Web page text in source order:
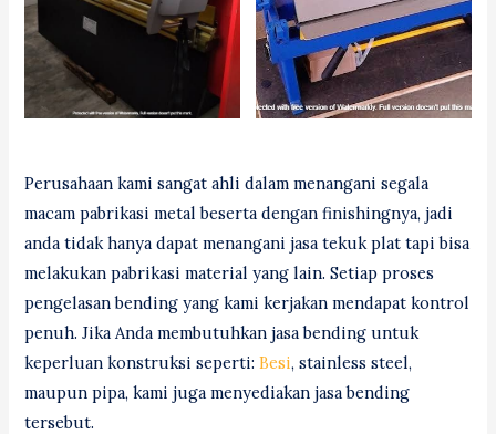
Perusahaan kami sangat ahli dalam menangani segala
macam pabrikasi metal beserta dengan finishingnya, jadi
anda tidak hanya dapat menangani jasa tekuk plat tapi bisa
melakukan pabrikasi material yang lain. Setiap proses
pengelasan bending yang kami kerjakan mendapat kontrol
penuh. Jika Anda membutuhkan jasa bending untuk
keperluan konstruksi seperti:Besi, stainless steel,
maupun pipa, kami juga menyediakan jasa bending
tersebut.